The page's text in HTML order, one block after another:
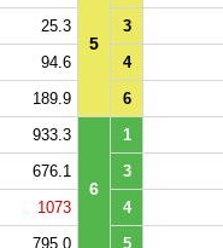
5
25.3 3
94.6 4
189.9 6
933.3
6
1
676.1 3
1073 4
795.0 5